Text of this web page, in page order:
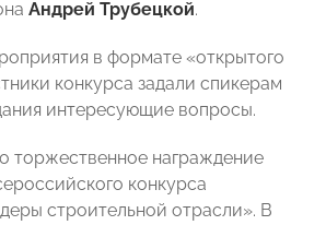
Андрей Трубецкой.
в формате «открытого
конкурса задали спикерам
интересующие вопросы.
торжественное награждение
конкурса
строительной отрасли». В